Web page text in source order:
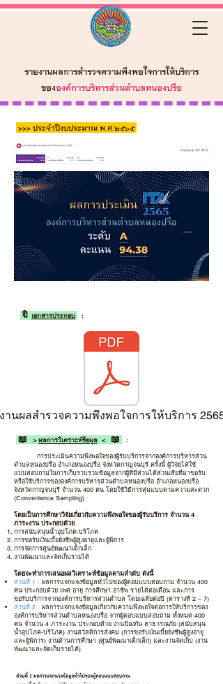
รายงานผลการสำรวจความพึงพอใจการให้บริการ
ขององค์การบริหารส่วนตำบลหนองปรือ
>>> ประจำปีงบประมาณ พ.ศ.2565
🔖 เอกสารประกอบ :
านผลสำรวจความพึงพอใจการให้บริการ
📖 ->ผลการวิเคราะห์ข้อมูล <- 📖 :
การประเมินความพึงพอใจของผู้รับบริการจากองค์การบริหารส่วน
ตำบลหนองปรือ อำเภอหนองปรือ จังหวัดกาญจนบุรี ครั้งนี้ ผู้วิจัยได้ใช้
แบบสอบถามในการเก็บรวบรวมข้อมูลจากผู้ที่มีส่วนได้ส่วนเสียที่มาขอรับ
หรือใช้บริการขององค์การบริหารส่วนตำบลหนองปรือ อำเภอหนองปรือ
จังหวัดกาญจนบุรี จำนวน 400 คน โดยใช้วิธีการสุ่มแบบตามความสะดวก
(Convenience Sampling)
โดยเป็นการศึกษาวิจัยเกี่ยวกับความพึงพอใจของผู้รับบริการ จำนวน 4
ภาระงาน ประกอบด้วย
การสนับสนุนน้ำอุปโภค-บริโภค
การขอรับเงินเบี้ยยังชีพผู้สูงอายุและผู้พิการ
การจัดการศูนย์พัฒนาเด็กเล็ก
งานพัฒนาและจัดเก็บรายได้
โดยจะทำการเสนอผลวิเคราะห์ข้อมูลตามลำดับ ดังนี้
ส่วนที่ 1 : ผลการแจกแจงข้อมูลทั่วไปของผู้ตอบแบบสอบถาม จำนวน 400
คน ประกอบด้วย เพศ อายุ การศึกษา อาชีพ รายได้ต่อเดือน และการ
ขอรับบริการจากองค์การบริหารส่วนตำบล โดยเฉลี่ยต่อปี (ตารางที่ 2 – 7)
ส่วนที่ 2 : ผลการแจกแจงข้อมูลเกี่ยวกับความพึงพอใจต่อการให้บริการของ
องค์การบริหารส่วนตำบลหนองปรือ จากผู้ตอบแบบสอบถาม ทั้งหมด 400
คน จำนวน 4 ภาระงาน ประกอบด้วย งานป้องกัน สาธารณภัย (สนับสนุน
น้ำอุปโภค-บริโภค) งานสวัสดิการสังคม (การขอรับเงินเบี้ยยังชีพผู้สูงอายุ
และผู้พิการ) งานด้านการศึกษา (ศูนย์พัฒนาเด็กเล็ก) และงานจัดเก็บ (งาน
พัฒนาและจัดเก็บรายได้)